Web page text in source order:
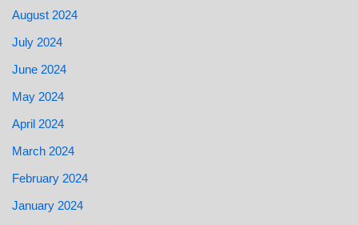
August 2024
July 2024
June 2024
May 2024
April 2024
March 2024
February 2024
January 2024